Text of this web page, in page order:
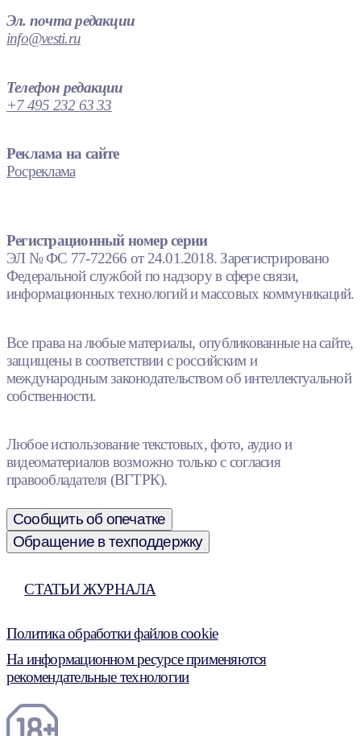
Эл. почта редакции
info@vesti.ru
Телефон редакции
+7 495 232 63 33
Реклама на сайте
Росреклама
Регистрационный номер серии
ЭЛ № ФС 77-72266 от 24.01.2018. Зарегистрировано
Федеральной службой по надзору в сфере связи,
информационных технологий и массовых коммуникаций.
Все права на любые материалы, опубликованные на сайте,
защищены в соответствии с российским и
международным законодательством об интеллектуальной
собственности.
Любое использование текстовых, фото, аудио и
видеоматериалов возможно только с согласия
правообладателя (ВГТРК).
Сообщить об опечатке
Обращение в техподдержку
СТАТЬИ ЖУРНАЛА
Политика обработки файлов cookie
На информационном ресурсе применяются
рекомендательные технологии